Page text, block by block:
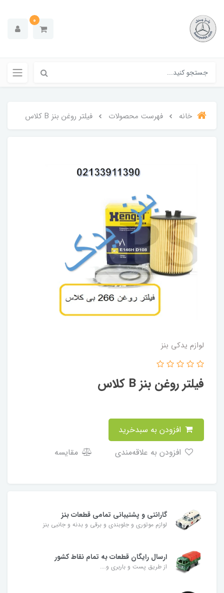
0
خانه فهرست محصولات فیلتر روغن بنز B کلاس
لوازم یدکی بنز
فیلتر روغن بنز B کلاس
مقایسه
گارانتی و پشتیبانی تمامی قطعات بنز
لوازم موتوری و جلوبندی و برقی و بدنه و جانبی بنز
ارسال رایگان قطعات به تمام نقاط کشور
از طریق پست و باربری و....